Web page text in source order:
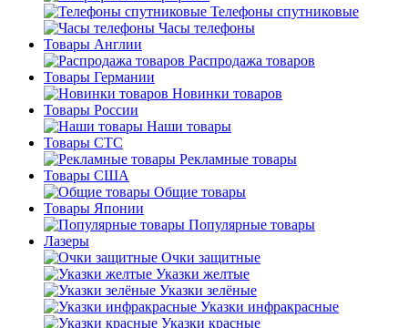
Телефоны спутниковые
Часы телефоны
Товары Англии
Распродажа товаров
Товары Германии
Новинки товаров
Товары России
Наши товары
Товары СТС
Рекламные товары
Товары США
Общие товары
Товары Японии
Популярные товары
Лазеры
Очки защитные
Указки желтые
Указки зелёные
Указки инфракрасные
Указки красные